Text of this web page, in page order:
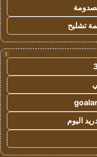
تشليح
!
اليوم